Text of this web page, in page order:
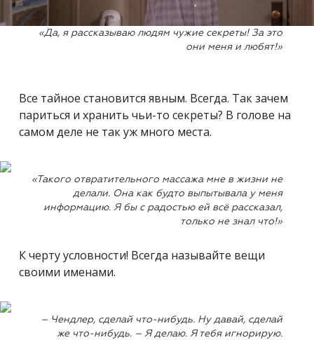
«Да, я рассказываю людям чужие секреты! За это
они меня и любят!»
Все тайное становится явным. Всегда. Так зачем
париться и хранить чьи-то секреты? В голове на
самом деле не так уж много места.
«Такого отвратительного массажа мне в жизни не
делали. Она как будто выпытывала у меня
информацию. Я бы с радостью ей всё рассказал,
только не знал что!»
К черту условности! Всегда называйте вещи
своими именами.
– Чендлер, сделай что-нибудь. Ну давай, сделай
же что-нибудь. – Я делаю. Я тебя игнорирую.